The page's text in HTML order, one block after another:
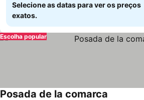
Selecione as datas para ver os preços
exatos.
Escolha popular
Posada de la comarca